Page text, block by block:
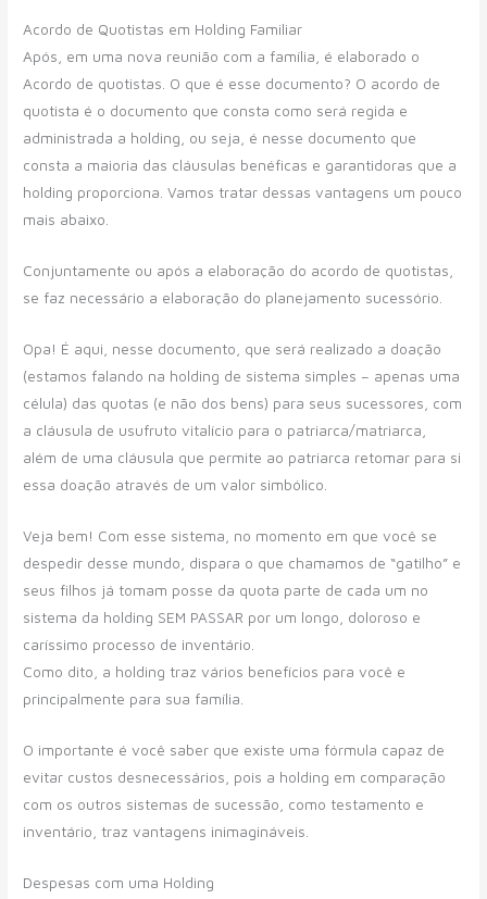
Acordo de Quotistas em Holding Familiar
Após, em uma nova reunião com a família, é elaborado o
Acordo de quotistas. O que é esse documento? O acordo de
quotista é o documento que consta como será regida e
administrada a holding, ou seja, é nesse documento que
consta a maioria das cláusulas benéficas e garantidoras que a
holding proporciona. Vamos tratar dessas vantagens um pouco
mais abaixo.
Conjuntamente ou após a elaboração do acordo de quotistas,
se faz necessário a elaboração do planejamento sucessório.
Opa! É aqui, nesse documento, que será realizado a doação
(estamos falando na holding de sistema simples – apenas uma
célula) das quotas (e não dos bens) para seus sucessores, com
a cláusula de usufruto vitalício para o patriarca/matriarca,
além de uma cláusula que permite ao patriarca retomar para si
essa doação através de um valor simbólico.
Veja bem! Com esse sistema, no momento em que você se
despedir desse mundo, dispara o que chamamos de “gatilho” e
seus filhos já tomam posse da quota parte de cada um no
sistema da holding SEM PASSAR por um longo, doloroso e
caríssimo processo de inventário.
Como dito, a holding traz vários benefícios para você e
principalmente para sua família.
O importante é você saber que existe uma fórmula capaz de
evitar custos desnecessários, pois a holding em comparação
com os outros sistemas de sucessão, como testamento e
inventário, traz vantagens inimagináveis.
Despesas com uma Holding